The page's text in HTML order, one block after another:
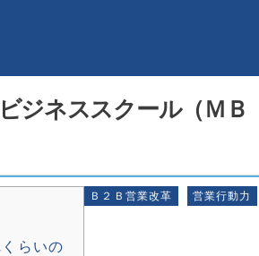
ジネススクール（ＭＢ
Ｂ２Ｂ営業改革 営業行動力
らいの